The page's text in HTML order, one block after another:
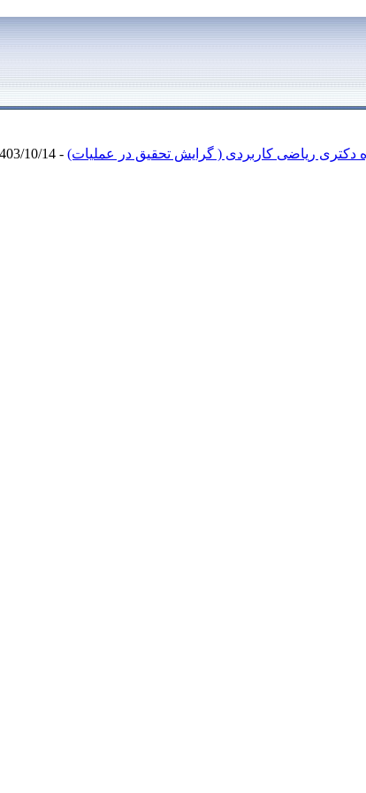
دکتری ریاضی کاربردی ( گرایش تحقیق در عملیات) - 1403/10/14 -